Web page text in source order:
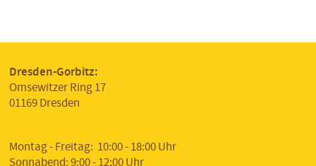
Teppich
Vorbereitungsprodukte
Dresden-Gorbitz:
Omsewitzer Ring 17
01169 Dresden
Montag - Freitag: 10:00 - 18:00 Uhr
Sonnabend: 9:00 - 12:00 Uhr